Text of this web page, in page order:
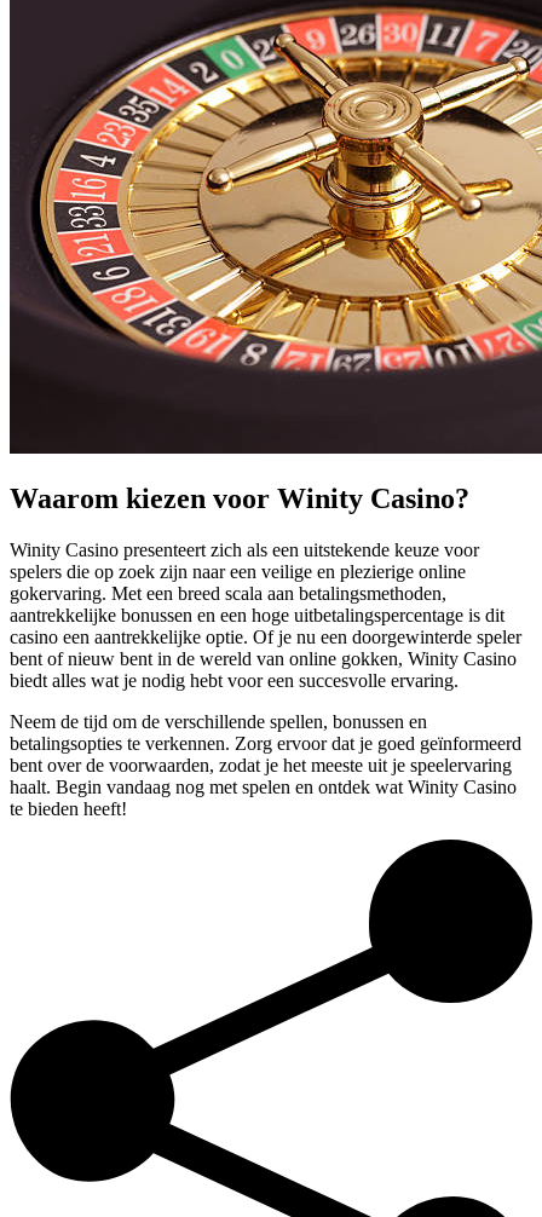
Waarom kiezen voor Winity Casino?
Winity Casino presenteert zich als een uitstekende keuze voor
spelers die op zoek zijn naar een veilige en plezierige online
gokervaring. Met een breed scala aan betalingsmethoden,
aantrekkelijke bonussen en een hoge uitbetalingspercentage is dit
casino een aantrekkelijke optie. Of je nu een doorgewinterde speler
bent of nieuw bent in de wereld van online gokken, Winity Casino
biedt alles wat je nodig hebt voor een succesvolle ervaring.
Neem de tijd om de verschillende spellen, bonussen en
betalingsopties te verkennen. Zorg ervoor dat je goed geïnformeerd
bent over de voorwaarden, zodat je het meeste uit je speelervaring
haalt. Begin vandaag nog met spelen en ontdek wat Winity Casino
te bieden heeft!